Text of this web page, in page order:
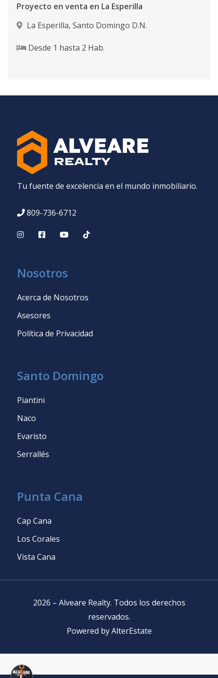
Proyecto en venta en La Esperilla
La Esperilla, Santo Domingo D.N.
Desde 1 hasta 2 Hab.
Tu fuente de excelencia en el mundo inmobiliario.
809-736-6712
Nosotros
Acerca de Nosotros
Asesores
Política de Privacidad
Santo Domingo
Piantini
Naco
Evaristo
Serrallés
Punta Cana
Cap Cana
Los Corales
Vista Cana
2026 – Alveare Realty. Todos los derechos
reservados.
Powered by AlterEstate